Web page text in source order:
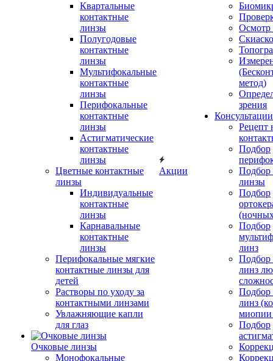
Квартальные
контактные
линзы
Полугодовые
контактные
линзы
Мультифокальные
контактные
линзы
Перифокальные
контактные
линзы
Астигматические
контактные
линзы
Цветные контактные
линзы
Индивидуальные
контактные
линзы
Карнавальные
контактные
линзы
Перифокальные мягкие
контактные линзы для
детей
Растворы по уходу за
контактными линзами
Увлажняющие капли
для глаз
Очковые линзы
Монофокальные
Акции
Осмотр
метод)
зрения
Рецепт
Подбор
Подбор
линзы
Подбор
Подбор
линз
Подбор
линз
Подбор
линз
миопии
Подбор